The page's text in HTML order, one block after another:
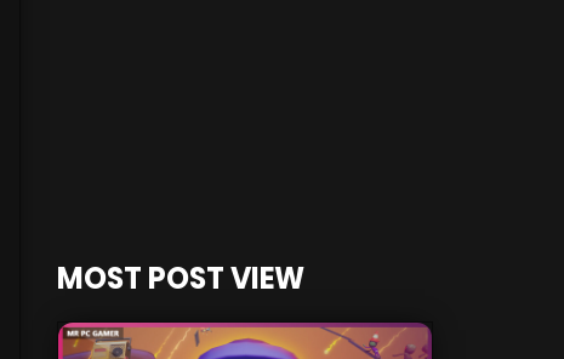
MOST POST VIEW